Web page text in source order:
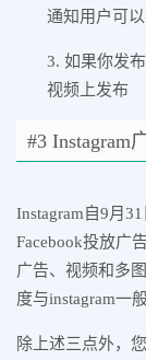
通知用户可
3. 如果你发
视频上发布
#3 Instagram
Instagram自9月
Facebook投放广
广告、视频和多
度与instagram一
除上述三点外，